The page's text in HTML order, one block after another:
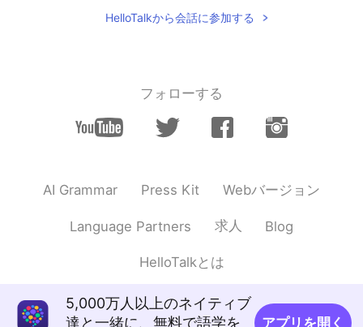
HelloTalkから会話に参加する
フォローする
AI Grammar Press Kit Webバージョン
Language Partners 求人 Blog
HelloTalkとは
5,000万人以上のネイティブ
達と一緒に、無料で語学を
アプリを開く